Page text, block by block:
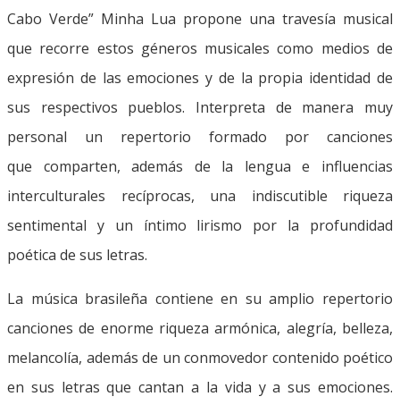
Cabo Verde” Minha Lua propone una travesía musical
que recorre estos géneros musicales como medios de
expresión de las emociones y de la propia identidad de
sus respectivos pueblos. Interpreta de manera muy
personal un repertorio formado por canciones
que comparten, además de la lengua e influencias
interculturales recíprocas, una indiscutible riqueza
sentimental y un íntimo lirismo por la profundidad
poética de sus letras.
La música brasileña contiene en su amplio repertorio
canciones de enorme riqueza armónica, alegría, belleza,
melancolía, además de un conmovedor contenido poético
en sus letras que cantan a la vida y a sus emociones.